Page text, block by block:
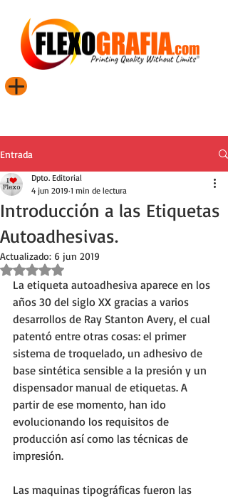
Entrada
Introducción a las Etiquetas
Autoadhesivas.
Dpto. Editorial
4 jun 2019 1 min de lectura
Actualizado: 6 jun 2019
Obtuvo NaN de 5 estrellas.
La etiqueta autoadhesiva aparece en los
años 30 del siglo XX gracias a varios
desarrollos de Ray Stanton Avery, el cual
patentó entre otras cosas: el primer
sistema de troquelado, un adhesivo de
base sintética sensible a la presión y un
dispensador manual de etiquetas. A
partir de ese momento, han ido
evolucionando los requisitos de
producción así como las técnicas de
impresión.
Las maquinas tipográficas fueron las